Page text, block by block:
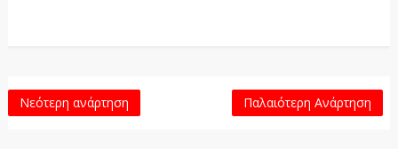
Νεότερη ανάρτηση Παλαιότερη Ανάρτηση